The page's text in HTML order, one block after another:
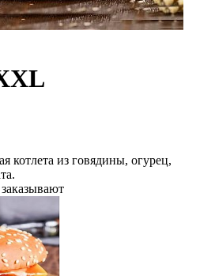
котлета из говядины, огурец,